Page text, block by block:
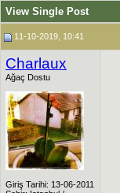
View Single Post
11-10-2019, 10:41
Charlaux
Ağaç Dostu
Giriş Tarihi: 13-06-2011